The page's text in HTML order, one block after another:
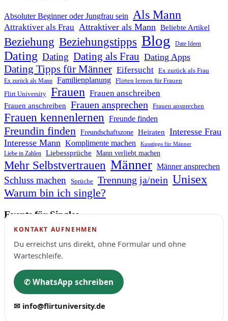
Absoluter Beginner oder Jungfrau sein Als Mann
Attraktiver als Frau Attraktiver als Mann Beliebte Artikel
Beziehung Beziehungstipps Blog Date Ideen
Dating Dating Dating als Frau Dating Apps
Dating Tipps für Männer Eifersucht Ex zurück als Frau
Ex zurück als Mann Familienplanung Flirten lernen für Frauen
Flirt University Frauen Frauen anschreiben
Frauen anschreiben Frauen ansprechen Frauen ansprechen
Frauen kennenlernen Freunde finden
Freundin finden Freundschaftszone Heiraten
Interesse Frau
Interesse Mann Komplimente machen Kusstipps für Männer
Liebe in Zahlen Liebessprüche Mann verliebt machen
Mehr Selbstvertrauen Männer Männer ansprechen
Schluss machen Sprüche Trennung ja/nein Unisex
Warum bin ich single?
Events für Singles
KONTAKT AUFNEHMEN
Du erreichst uns direkt, ohne Formular und ohne
Warteschleife.
✆ WhatsApp schreiben
✉ info@flirtuniversity.de